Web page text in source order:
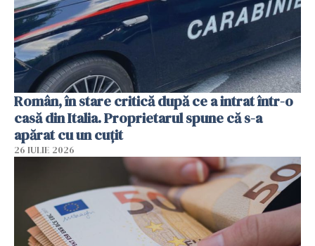
Român, în stare critică după ce a intrat într-o
casă din Italia. Proprietarul spune că s-a
apărat cu un cuțit
26 IULIE 2026